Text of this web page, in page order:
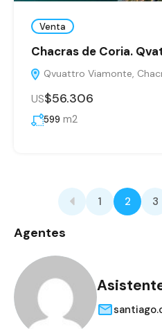
Venta
Chacras de Coria.
Qvuattro Viamonte,
US$56.306
599 m2
1 2 3
Agentes